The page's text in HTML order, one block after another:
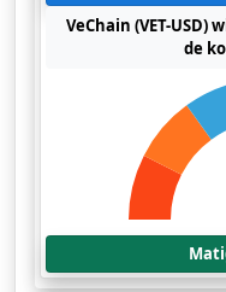
VeChain (VET-
de